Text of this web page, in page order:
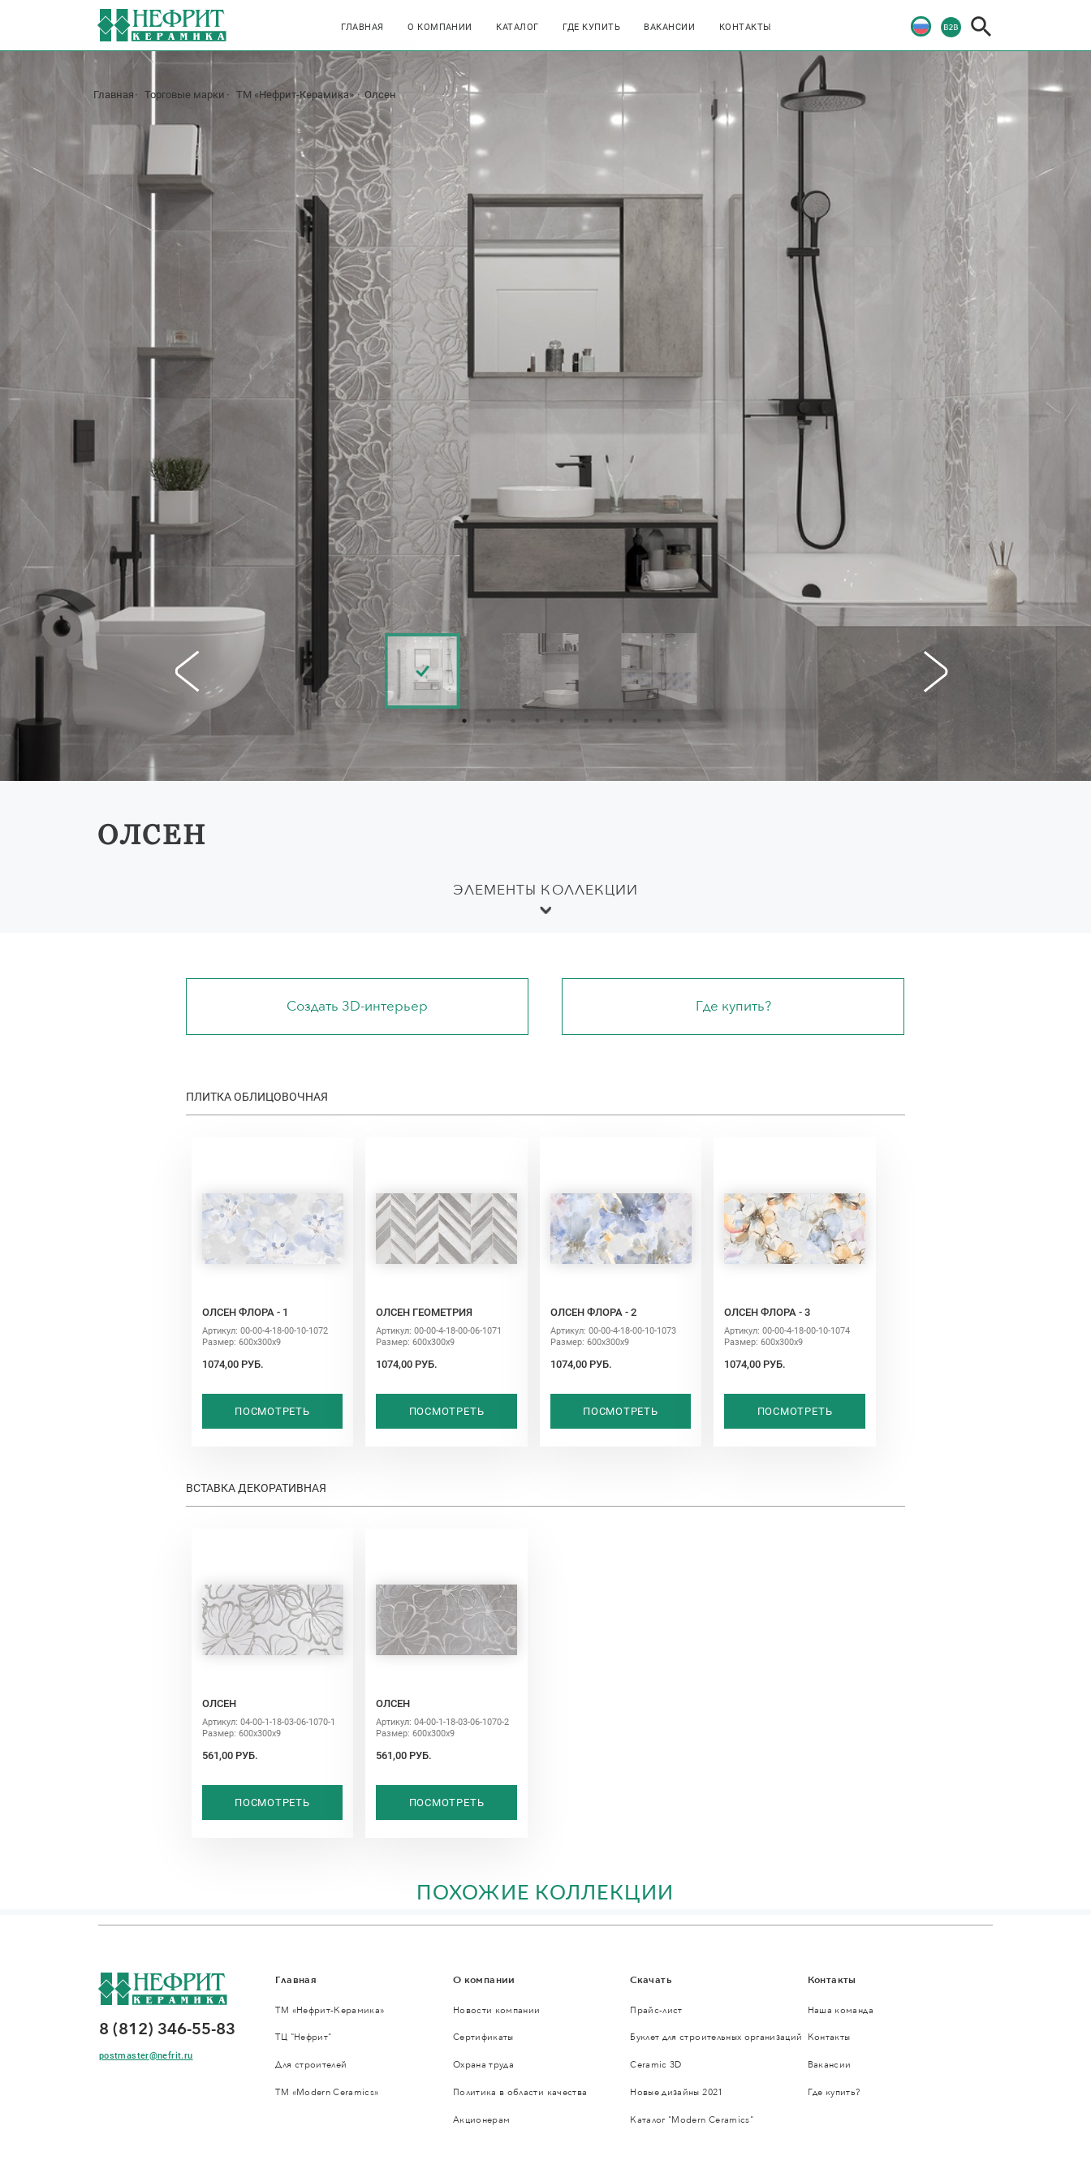
ГЛАВНАЯ О КОМПАНИИ КАТАЛОГ ГДЕ КУПИТЬ ВАКАНСИИ КОНТАКТЫ
Главная Торговые марки ТМ «Нефрит-Керамика» Олсен
ОЛСЕН
ЭЛЕМЕНТЫ КОЛЛЕКЦИИ
Создать 3D-интерьер Где купить?
ПЛИТКА ОБЛИЦОВОЧНАЯ
ОЛСЕН ФЛОРА - 1
Артикул: 00-00-4-18-00-10-1072
Размер: 600х300х9
1074,00 РУБ.
ПОСМОТРЕТЬ
ОЛСЕН ГЕОМЕТРИЯ
Артикул: 00-00-4-18-00-06-1071
Размер: 600х300х9
1074,00 РУБ.
ПОСМОТРЕТЬ
ОЛСЕН ФЛОРА - 2
Артикул: 00-00-4-18-00-10-1073
Размер: 600х300х9
1074,00 РУБ.
ПОСМОТРЕТЬ
ОЛСЕН ФЛОРА - 3
Артикул: 00-00-4-18-00-10-1074
Размер: 600х300х9
1074,00 РУБ.
ПОСМОТРЕТЬ
ВСТАВКА ДЕКОРАТИВНАЯ
ОЛСЕН
Артикул: 04-00-1-18-03-06-1070-1
Размер: 600х300х9
561,00 РУБ.
ПОСМОТРЕТЬ
ОЛСЕН
Артикул: 04-00-1-18-03-06-1070-2
Размер: 600х300х9
561,00 РУБ.
ПОСМОТРЕТЬ
ПОХОЖИЕ КОЛЛЕКЦИИ
8 (812) 346-55-83
postmaster@nefrit.ru
Главная
ТМ «Нефрит-Керамика»
ТЦ "Нефрит"
Для строителей
ТМ «Modern Ceramics»
О компании
Новости компании
Сертификаты
Охрана труда
Политика в области качества
Акционерам
Скачать
Прайс-лист
Буклет для строительных организаций
Ceramic 3D
Новые дизайны 2021
Каталог "Modern Ceramics"
Контакты
Наша команда
Контакты
Вакансии
Где купить?